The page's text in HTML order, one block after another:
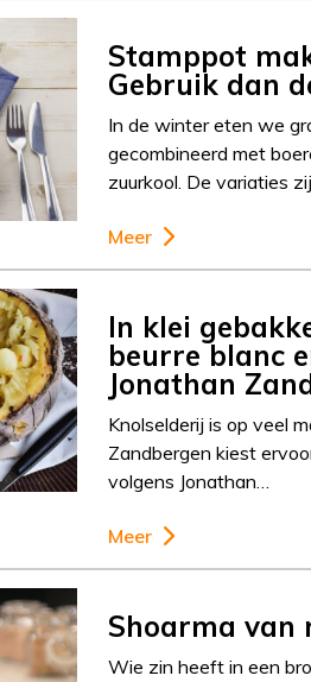
Stamppot
Gebruik dan
In de winter eten we
gecombineerd met
zuurkool. De variaties
Meer
In klei
beurre blanc
Jonathan
Knolselderij is op veel
Zandbergen kiest
volgens Jonathan…
Meer
Shoarma van
Wie zin heeft in een